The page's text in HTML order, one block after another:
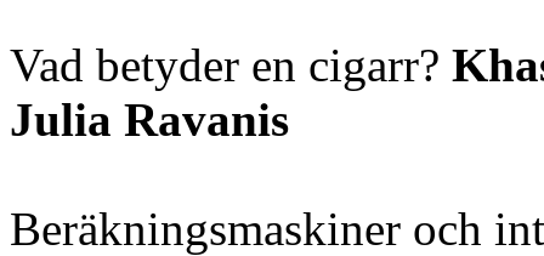
Vad betyder en cigarr?
Julia Ravanis
Beräkningsmaskiner och